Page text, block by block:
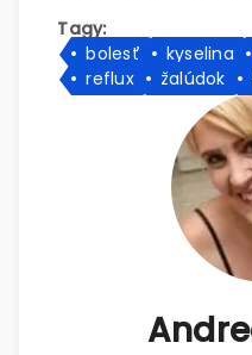
Tagy:
bolesť
kyselina
reflux
žalúdok